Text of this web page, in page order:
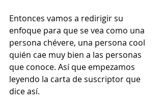
Entonces vamos a redirigir su
enfoque para que se vea como una
persona chévere, una persona cool
quién cae muy bien a las personas
que conoce. Así que empezamos
leyendo la carta de suscriptor que
dice así.